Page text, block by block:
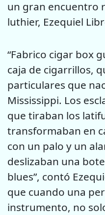
un gran encuentro
luthier, Ezequiel
“Fabrico cigar box
caja de cigarrillos,
particulares que
Mississippi. Los
que tiraban los
transformaban en
con un palo y un
deslizaban una
blues”, contó
que cuando una
instrumento, no